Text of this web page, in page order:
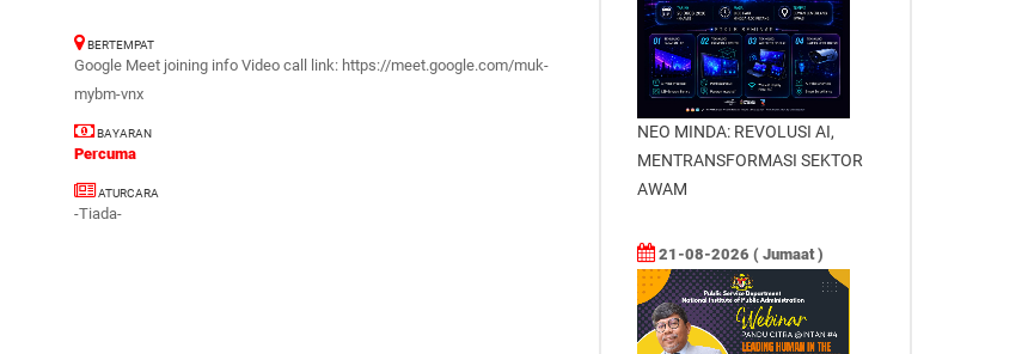
BERTEMPAT
Google Meet joining info Video call link: https://meet.google.com/muk-
mybm-vnx
BAYARAN
Percuma
ATURCARA
-Tiada-
NEO MINDA: REVOLUSI AI,
MENTRANSFORMASI SEKTOR
AWAM
21-08-2026 ( Jumaat )